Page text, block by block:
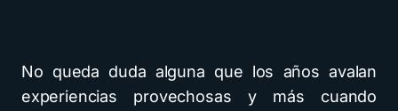
No queda duda alguna que los años avalan
experiencias provechosas y más cuando